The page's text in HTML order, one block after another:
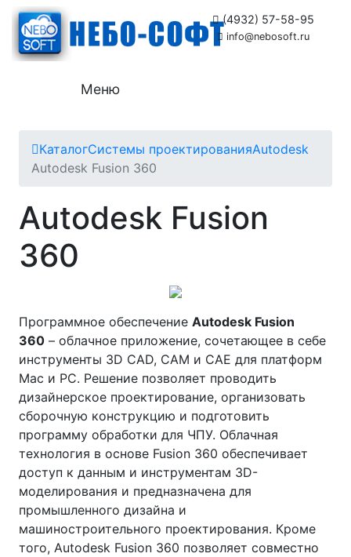
(4932) 57-58-95
info@nebosoft.ru
Меню
КаталогСистемы проектированияAutodesk
Autodesk Fusion 360
Autodesk Fusion
360
Программное обеспечение Autodesk Fusion
360 – облачное приложение, сочетающее в себе
инструменты 3D CAD, CAM и CAE для платформ
Mac и PC. Решение позволяет проводить
дизайнерское проектирование, организовать
сборочную конструкцию и подготовить
программу обработки для ЧПУ. Облачная
технология в основе Fusion 360 обеспечивает
доступ к данным и инструментам 3D-
моделирования и предназначена для
промышленного дизайна и
машиностроительного проектирования. Кроме
того, Autodesk Fusion 360 позволяет совместно